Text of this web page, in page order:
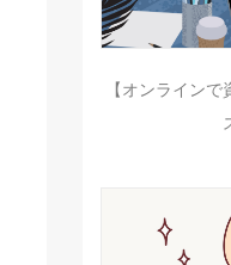
【オンライン